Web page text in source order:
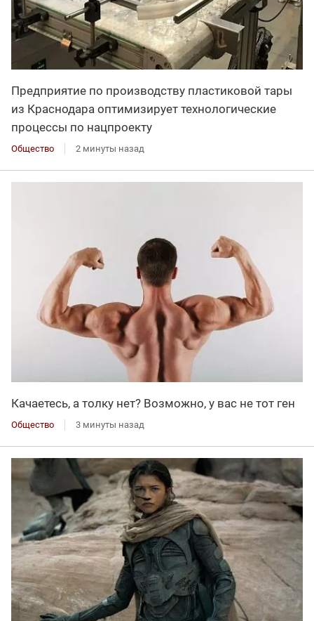
Предприятие по производству пластиковой тары
из Краснодара оптимизирует технологические
процессы по нацпроекту
Общество 2 минуты назад
Качаетесь, а толку нет? Возможно, у вас не тот ген
Общество 3 минуты назад